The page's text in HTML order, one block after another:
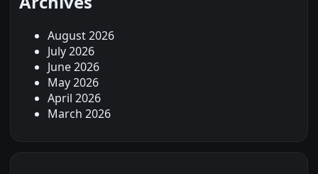
August 2026
July 2026
June 2026
May 2026
April 2026
March 2026